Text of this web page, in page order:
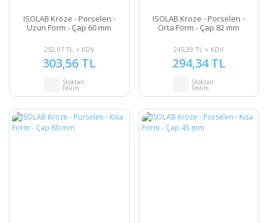
ISOLAB Kroze - Porselen -
Uzun Form - Çap 60 mm
252,97 TL + KDV
303,56 TL
Stoktan
Teslim
ISOLAB Kroze - Porselen -
Orta Form - Çap 82 mm
245,29 TL + KDV
294,34 TL
Stoktan
Teslim